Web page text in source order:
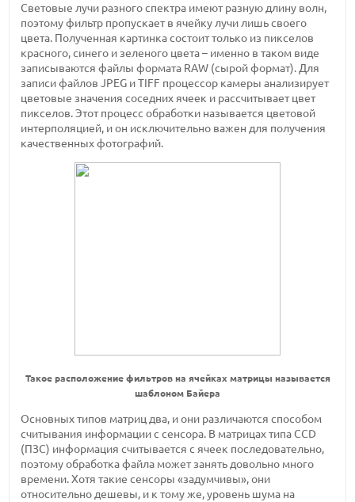
Световые лучи разного спектра имеют разную длину волн,
поэтому фильтр пропускает в ячейку лучи лишь своего
цвета. Полученная картинка состоит только из пикселов
красного, синего и зеленого цвета – именно в таком виде
записываются файлы формата RAW (сырой формат). Для
записи файлов JPEG и TIFF процессор камеры анализирует
цветовые значения соседних ячеек и рассчитывает цвет
пикселов. Этот процесс обработки называется цветовой
интерполяцией, и он исключительно важен для получения
качественных фотографий.
Такое расположение фильтров на ячейках матрицы называется
шаблоном Байера
Основных типов матриц два, и они различаются способом
считывания информации с сенсора. В матрицах типа CCD
(ПЗС) информация считывается с ячеек последовательно,
поэтому обработка файла может занять довольно много
времени. Хотя такие сенсоры «задумчивы», они
относительно дешевы, и к тому же, уровень шума на